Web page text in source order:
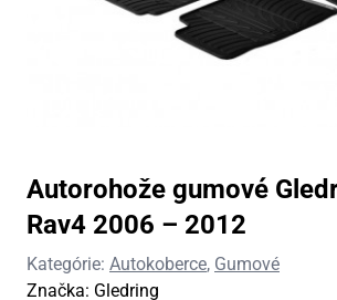
Autorohože gumové
Rav4 2006 – 2012
Kategórie: Autokoberce, Gumové
Značka: Gledring